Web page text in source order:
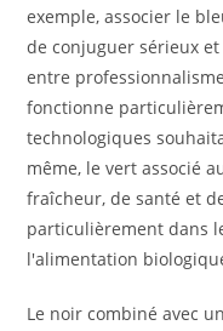
exemple, associer le
de conjuguer sérieux
entre
fonctionne
technologiques
même, le vert associé
fraîcheur, de santé et
particulièrement dans
l'alimentation
Le noir combiné avec